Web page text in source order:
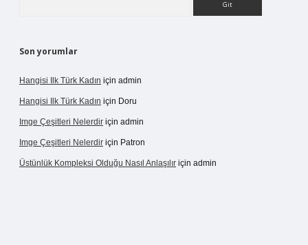
Son yorumlar
Hangisi Ilk Türk Kadın için admin
Hangisi Ilk Türk Kadın için Doru
Imge Çeşitleri Nelerdir için admin
Imge Çeşitleri Nelerdir için Patron
Üstünlük Kompleksi Olduğu Nasıl Anlaşılır için admin